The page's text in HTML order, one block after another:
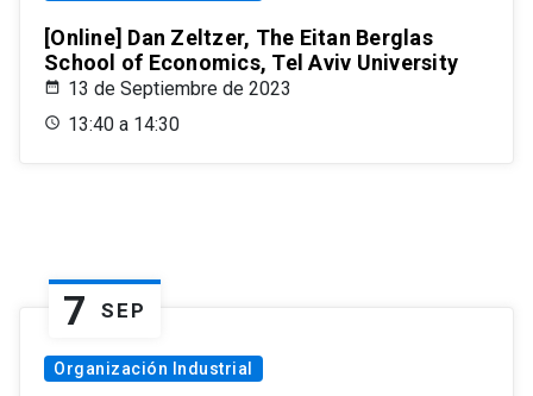
[Online] Dan Zeltzer, The Eitan Berglas
School of Economics, Tel Aviv University
13 de Septiembre de 2023
13:40 a 14:30
7 SEP
Organización Industrial